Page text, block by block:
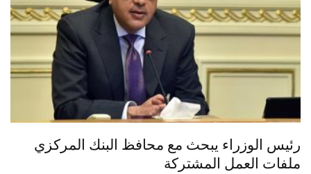
رئيس الوزراء يبحث مع محافظ البنك المركزي
ملفات العمل المشتركة